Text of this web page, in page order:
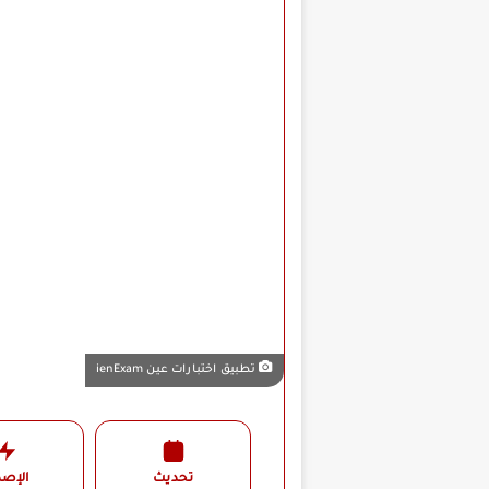
تطبيق اختبارات عين ienExam
تحديث